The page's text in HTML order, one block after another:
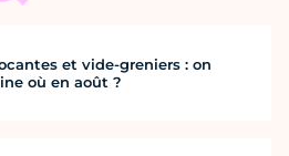
et vide-greniers : on
où en août ?